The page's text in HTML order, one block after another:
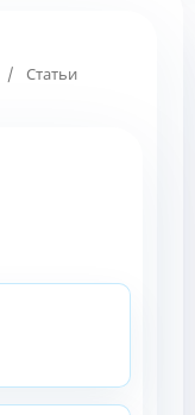
/ Статьи